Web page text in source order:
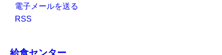
電子メールを送る
RSS
給食センター